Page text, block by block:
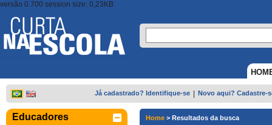
versão 0.700 session size: 0,23KB
Já cadastrado? Identifique-se Novo aqui? Cadastre-
Educadores Home > Resultados da busca